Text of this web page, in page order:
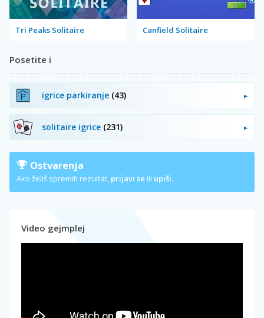
Tri Peaks Solitaire Canfield Solitaire
Posetite i
igrice parkiranje (43)
solitaire igrice (231)
Ostvarenja
Ako želiš spremiti rezultat, prijavi se ili upiši.
Video gejmplej